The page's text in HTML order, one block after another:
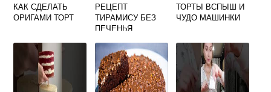
КАК СДЕЛАТЬ
ОРИГАМИ ТОРТ
РЕЦЕПТ
ТИРАМИСУ БЕЗ
ПЕЧЕНЬЯ
ТОРТЫ ВСПЫШ И
ЧУДО МАШИНКИ